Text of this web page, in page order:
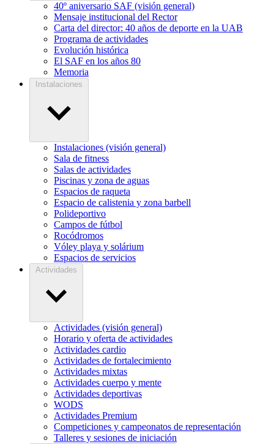
40º aniversario SAF (visión general)
Mensaje institucional del Rector
Carta del director: 40 años de deporte en la UAB
Programa de actividades
Evolución histórica
El SAF en los años 80
Memoria
Instalaciones
Instalaciones (visión general)
Sala de fitness
Salas de actividades
Piscinas y zona de aguas
Espacios de raqueta
Espacio de calistenia y zona barbell
Polideportivo
Campos de fútbol
Rocódromos
Vóley playa y solárium
Espacios de servicios
Actividades
Actividades (visión general)
Horario y oferta de actividades
Actividades cardio
Actividades de fortalecimiento
Actividades mixtas
Actividades cuerpo y mente
Actividades deportivas
WODS
Actividades Premium
Competiciones y campeonatos de representación
Talleres y sesiones de iniciación